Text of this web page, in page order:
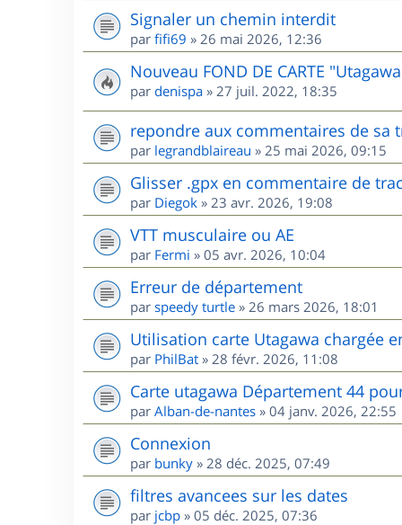
Signaler un chemin interdit
par fifi69 » 26 mai 2026, 12:36
Nouveau FOND DE CARTE
par denispa » 27 juil. 2022, 18:35
repondre aux commentaires de sa
par legrandblaireau » 25 mai 2026, 09:15
Glisser .gpx en commentaire de
par Diegok » 23 avr. 2026, 19:08
VTT musculaire ou AE
par Fermi » 05 avr. 2026, 10:04
Erreur de département
par speedy turtle » 26 mars 2026, 18:01
Utilisation carte Utagawa chargée
par PhilBat » 28 févr. 2026, 11:08
Carte utagawa Département 44
par Alban-de-nantes » 04 janv. 2026, 22:55
Connexion
par bunky » 28 déc. 2025, 07:49
filtres avancees sur les dates
par jcbp » 05 déc. 2025, 07:36